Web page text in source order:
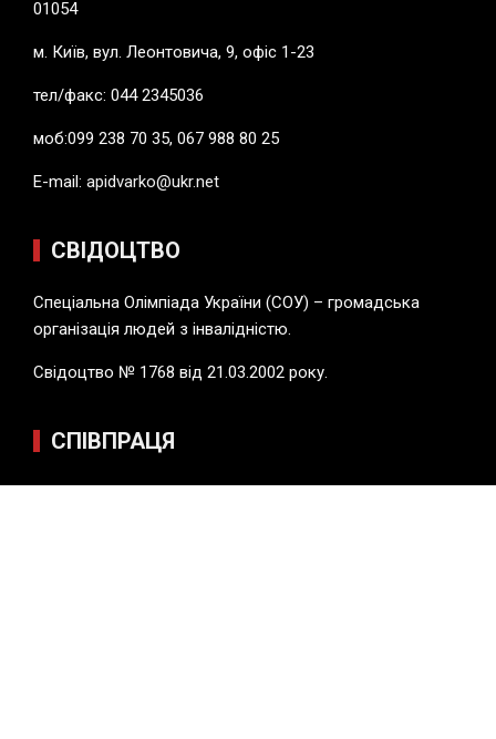
01054
м. Київ, вул. Леонтовича, 9, офіс 1-23
тел/факс: 044 2345036
моб:099 238 70 35, 067 988 80 25
E-mail: apidvarko@ukr.net
СВІДОЦТВО
Спеціальна Олімпіада України (СОУ) – громадська
організація людей з інвалідністю.
Свідоцтво № 1768 від 21.03.2002 року.
СПІВПРАЦЯ